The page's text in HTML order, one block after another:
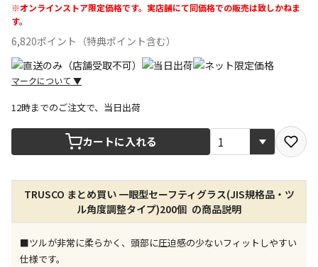
※オンラインストア限定価格です。実店舗にて同価格での販売は致しかねま
す。
6,820ポイント（特典ポイント含む）
マークについて ▼
宅配や店舗受取を選択できる商品です
店舗のみで受取できる商品です（宅配便でのお届けが
できません）
※同時購入の商品は、全て同じ店舗での受取となりま
す
特定の店舗のみで受取ができる商品です（宅配便での
12時までのご注文で、当日出荷
カートに入れる
TRUSCO まとめ買い 一眼型セーフティグラス(JIS規格品・ツ
ル角度調整タイプ)200個 の商品説明
■ツルが非常に柔らかく、頭部に圧迫感の少ないフィットしやすい
仕様です。